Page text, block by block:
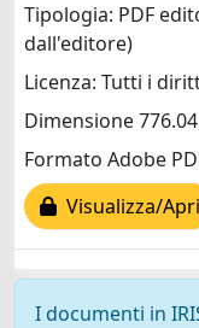
Tipologia: PDF
dall'editore)
Licenza: Tutti i
Dimensione
Formato Adobe
Visualizza/Apri
I documenti in